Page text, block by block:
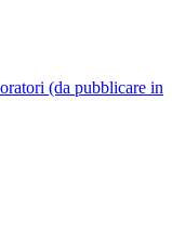
(da pubblicare in